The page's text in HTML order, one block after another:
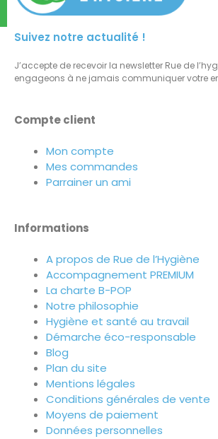
Suivez notre actualité !
J’accepte de recevoir la newsletter Rue de
engageons à ne jamais communiquer votre
Compte client
Mon compte
Mes commandes
Parrainer un ami
Informations
A propos de Rue de l’Hygiène
Accompagnement PREMIUM
La charte B-POP
Notre philosophie
Hygiène et santé au travail
Démarche éco-responsable
Blog
Plan du site
Mentions légales
Conditions générales de vente
Moyens de paiement
Données personnelles